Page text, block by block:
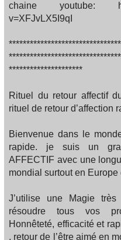
chaine youtube:
v=XFJvLX5I9qI
*********************
Rituel du retour affectif
rituel de retour d’affection
Bienvenue dans le
rapide. je suis un
AFFECTIF avec une
mondial surtout en Europe
J’utilise une Magie
résoudre tous vos
Honnêteté, efficacité et
, retour de l’être aimé en